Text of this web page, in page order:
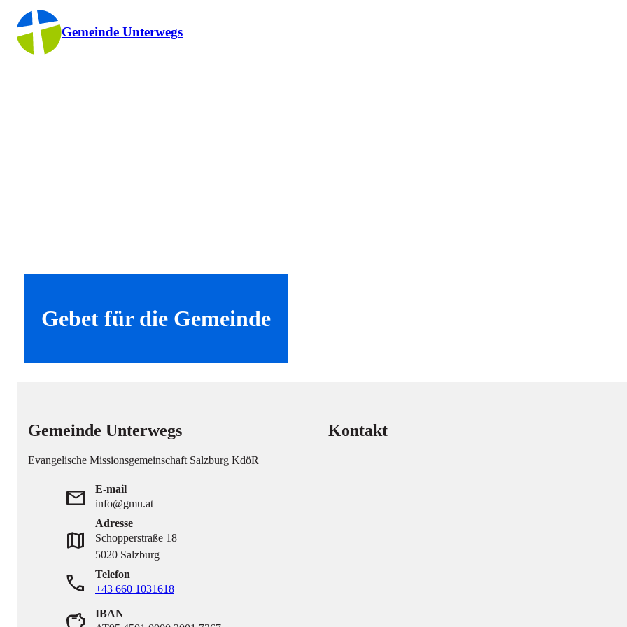
Gemeinde Unterwegs
Gebet für die Gemeinde
Gemeinde Unterwegs
Evangelische Missionsgemeinschaft Salzburg KdöR
mail
E-mail
info@gmu.at
map
Adresse
Schopperstraße 18
5020 Salzburg
phone
Telefon
+43 660 1031618
IBAN
Kontakt